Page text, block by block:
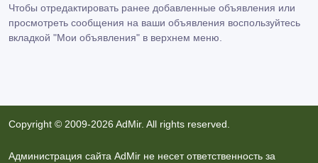
Чтобы отредактировать ранее добавленные объявления или
просмотреть сообщения на ваши объявления воспользуйтесь
вкладкой "Мои объявления" в верхнем меню.
Copyright © 2009-2026 AdMir. All rights reserved.
Администрация сайта AdMir не несет ответственность за